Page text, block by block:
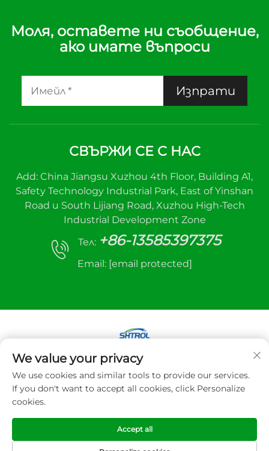
Моля, оставете ни съобщение,
ако имате въпроси
Изпрати
СВЪРЖИ СЕ С НАС
Add: China Jiangsu Xuzhou 4th Floor, Building A1,
Safety Technology Industrial Park, East of Yinshan
Road и South Lijiang Road, Xuzhou High-Tech
Industrial Development Zone
Тел: +86-13585397375
Email: [email protected]
Copyright © 2025 Xuzhou sanhe оборудване за
автоматично управление Co., LTD. Всички
права запазени
We value your privacy
We use cookies and similar tools to provide our services.
If you don't want to accept all cookies, click Personalize
cookies.
Accept all